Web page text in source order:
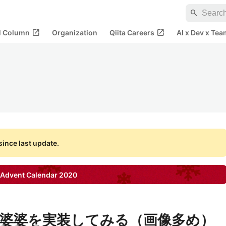
search
Column open_in_new Organization Qiita Careers open_in_new AI x Dev x
last update.
Advent Calendar 2020
婆を実装してみる（画像多め）